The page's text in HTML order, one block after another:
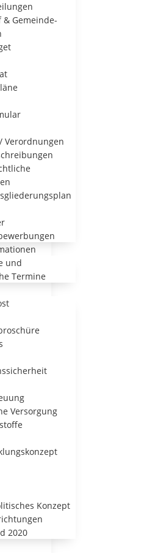
Gemeinde-
Verordnungen
und
Termine
Versorgung
Konzept
2020